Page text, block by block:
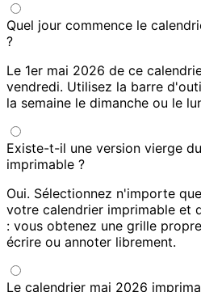
Quel jour commence le
?
Le 1er mai 2026 de ce
vendredi. Utilisez la barre
la semaine le dimanche ou le
Existe-t-il une version vierge
imprimable ?
Oui. Sélectionnez n'importe
votre calendrier imprimable et
: vous obtenez une grille
écrire ou annoter librement.
Le calendrier mai 2026